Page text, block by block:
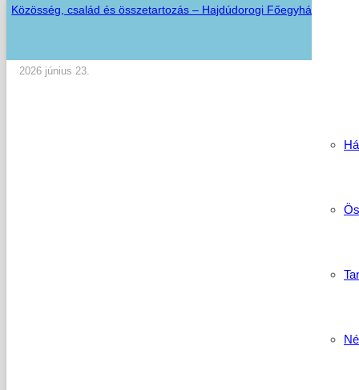
Közösség, család és összetartozás – Hajdúdorogi Főegyházmegyei
2026 június 23.